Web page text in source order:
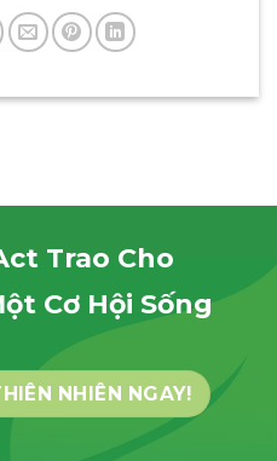
Trao Cho
Cơ Hội Sống
NHIÊN NGAY!